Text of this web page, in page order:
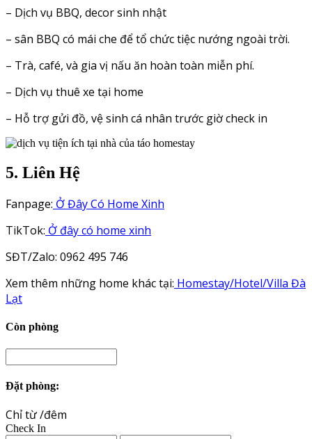
– Dịch vụ BBQ, decor sinh nhật
– sân BBQ có mái che để tổ chức tiệc nướng ngoài trời.
– Trà, café, và gia vị nấu ăn hoàn toàn miễn phí.
– Dịch vụ thuê xe tại home
– Hỗ trợ gửi đồ, vệ sinh cá nhân trước giờ check in
5. Liên Hệ
Fanpage: Ở Đây Có Home Xinh
TikTok: Ở đây có home xinh
SĐT/Zalo: 0962 495 746
Xem thêm những home khác tại: Homestay/Hotel/Villa Đà
Lạt
Còn phòng
Đặt phòng:
Chỉ từ/đêm
Check In